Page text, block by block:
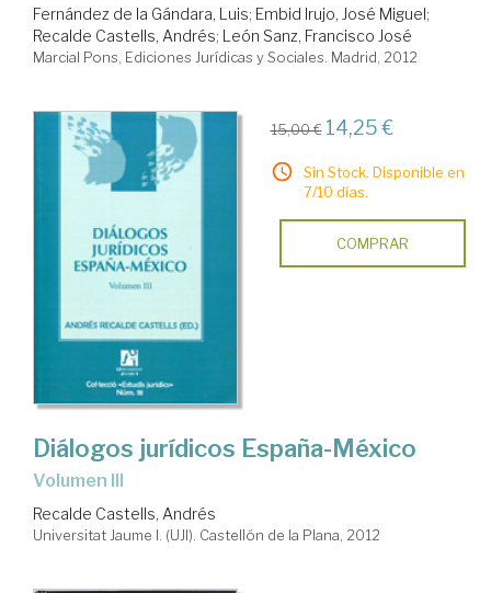
Fernández de la Gándara, Luis; Embid Irujo, José Miguel ;
Recalde Castells, Andrés; León Sanz, Francisco José
Marcial Pons, Ediciones Jurídicas y Sociales. Madrid, 2012
15,00 € 14,25 €
Sin Stock. Disponible en
7/10 días.
COMPRAR
Diálogos jurídicos España-México
Volumen III
Recalde Castells, Andrés
Universitat Jaume I. (UJI). Castellón de la Plana, 2012